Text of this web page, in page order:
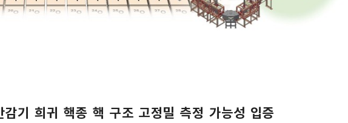
기 희귀 핵종 핵 구조 고정밀 측정 가능성 입증